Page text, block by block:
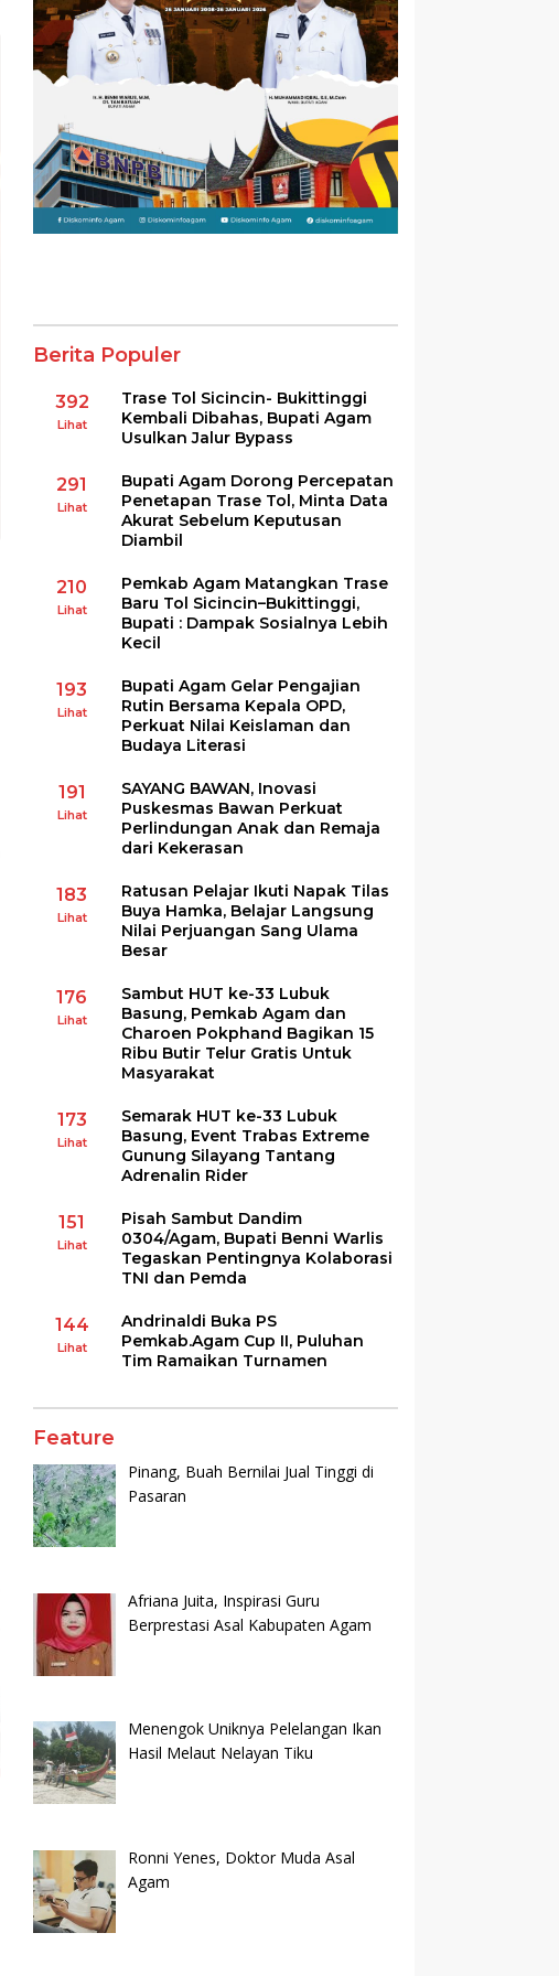
Berita Populer
392
Lihat
Trase Tol Sicincin- Bukittinggi
Kembali Dibahas, Bupati Agam
Usulkan Jalur Bypass
291
Lihat
Bupati Agam Dorong Percepatan
Penetapan Trase Tol, Minta Data
Akurat Sebelum Keputusan
Diambil
210
Lihat
Pemkab Agam Matangkan Trase
Baru Tol Sicincin–Bukittinggi,
Bupati : Dampak Sosialnya Lebih
Kecil
193
Lihat
Bupati Agam Gelar Pengajian
Rutin Bersama Kepala OPD,
Perkuat Nilai Keislaman dan
Budaya Literasi
191
Lihat
SAYANG BAWAN, Inovasi
Puskesmas Bawan Perkuat
Perlindungan Anak dan Remaja
dari Kekerasan
183
Lihat
Ratusan Pelajar Ikuti Napak Tilas
Buya Hamka, Belajar Langsung
Nilai Perjuangan Sang Ulama
Besar
176
Lihat
Sambut HUT ke-33 Lubuk
Basung, Pemkab Agam dan
Charoen Pokphand Bagikan 15
Ribu Butir Telur Gratis Untuk
Masyarakat
173
Lihat
Semarak HUT ke-33 Lubuk
Basung, Event Trabas Extreme
Gunung Silayang Tantang
Adrenalin Rider
151
Lihat
Pisah Sambut Dandim
0304/Agam, Bupati Benni Warlis
Tegaskan Pentingnya Kolaborasi
TNI dan Pemda
144
Lihat
Andrinaldi Buka PS
Pemkab.Agam Cup II, Puluhan
Tim Ramaikan Turnamen
Feature
Pinang, Buah Bernilai Jual Tinggi di
Pasaran
Afriana Juita, Inspirasi Guru
Berprestasi Asal Kabupaten Agam
Menengok Uniknya Pelelangan Ikan
Hasil Melaut Nelayan Tiku
Ronni Yenes, Doktor Muda Asal
Agam